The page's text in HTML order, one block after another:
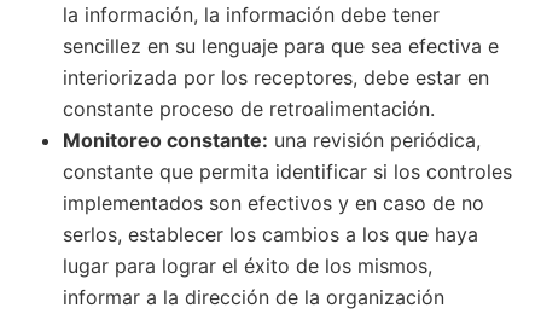
la información, la información debe tener
sencillez en su lenguaje para que sea efectiva e
interiorizada por los receptores, debe estar en
constante proceso de retroalimentación.
Monitoreo constante: una revisión periódica,
constante que permita identificar si los controles
implementados son efectivos y en caso de no
serlos, establecer los cambios a los que haya
lugar para lograr el éxito de los mismos,
informar a la dirección de la organización